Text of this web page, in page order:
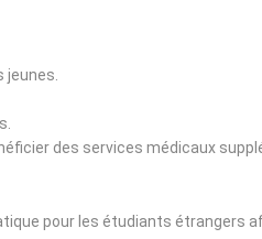
jeunes.
des services médicaux
pour les étudiants étrangers